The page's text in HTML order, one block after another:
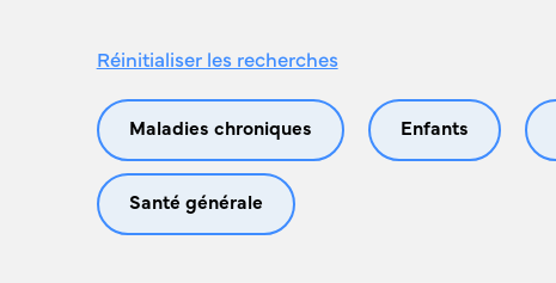
Réinitialiser les recherches
Maladies chroniques Enfants
Santé générale